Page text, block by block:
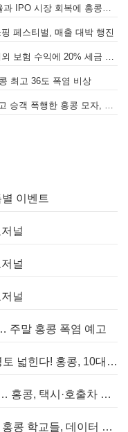
페스티벌, 매출 대박 행진
최고 36도 폭염 비상
이벤트
널
널
널
주말 홍콩 폭염 예고
[홍콩경제] 중국과 손잡고 금융 영토 넓힌다! 홍콩, 10대 신규 정책 발표
[홍콩사회] "네비만 믿다간 큰일"… 홍콩, 택시·호출차 통합 시험 도입하며 규제 본격화
[홍콩교육] "AI 도구 난립의 역습" 홍콩 학교들, 데이터 고립에 교육 효과 평가 비상